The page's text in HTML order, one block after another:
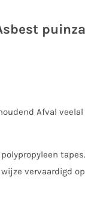
Afval
vervaardigd